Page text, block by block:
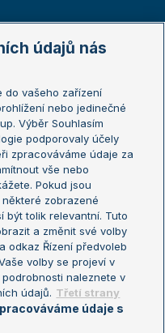
Open
Open
mistrů
mistryň
údajů nás
do vašeho zařízení
nebo jedinečné
Výběr Souhlasím
podporovaly účely
zpracováváme údaje za
vše nebo
Pokud jsou
zobrazené
být tolik relevantní. Tuto
a změnit své volby
odkaz Řízení předvoleb
volby se projeví v
naleznete v
údajů. Třetí strany
údaje s